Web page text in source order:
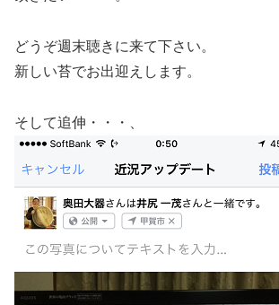
どうぞ週末聴きに来て下さい。
新しい苔でお出迎えします。
そして追伸・・・、